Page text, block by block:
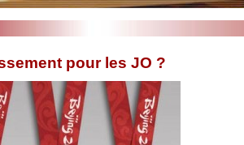
pour les JO ?